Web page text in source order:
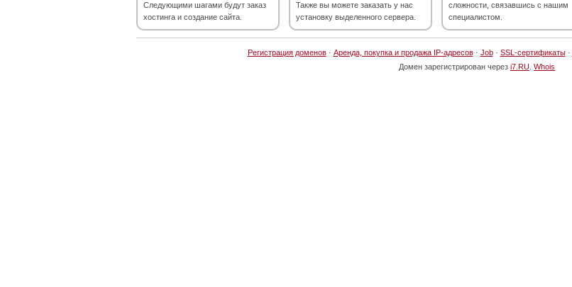
Следующими шагами будут заказ
хостинга и создание сайта.
Также вы можете заказать у нас
установку выделенного сервера.
сложности, связавшись с нашим
специалистом.
Регистрация доменов· Аренда, покупка и продажа IP-адресов· Job· SSL-сертификаты·
Домен зарегистрирован через i7.RU Whois